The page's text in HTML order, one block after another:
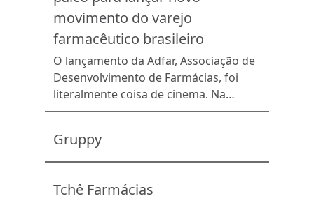
movimento do varejo
farmacêutico brasileiro
O lançamento da Adfar, Associação de
Desenvolvimento de Farmácias, foi
literalmente coisa de cinema. Na
última terça-feira, 26 de maio, mais de
representantes da indústria,
distribuição, varejo farmacêutico e
oficial da nova associação em uma sala
Gruppy
Tchê Farmácias